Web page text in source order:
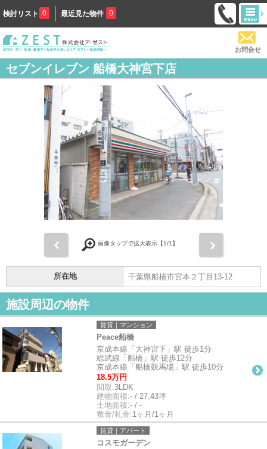
検討リスト 0 最近見た物件 0
お問合せ
セブンイレブン 船橋大神宮下店
画像タップで拡大表示【1/1】
所在地 千葉県船橋市宮本２丁目13-12
施設周辺の物件
賃貸｜マンション
Peace船橋
京成本線「大神宮下」駅 徒歩1分
総武線「船橋」駅 徒歩12分
京成本線「船橋競馬場」駅 徒歩10分
18.5万円
間取:3LDK
建物面積:- / 27.43坪
土地面積:- / -
敷金/礼金:1ヶ月/1ヶ月
賃貸｜アパート
コスモガーデン